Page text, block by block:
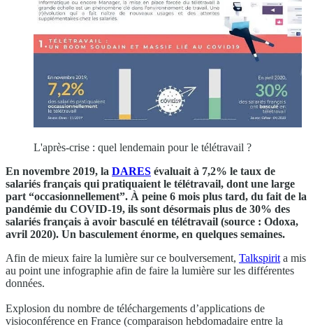
L'après-crise : quel lendemain pour le télétravail ?
En novembre 2019, la DARES évaluait à 7,2% le taux de
salariés français qui pratiquaient le télétravail, dont une large
part “occasionnellement”. À peine 6 mois plus tard, du fait de la
pandémie du COVID-19, ils sont désormais plus de 30% des
salariés français à avoir basculé en télétravail (source : Odoxa,
avril 2020). Un basculement énorme, en quelques semaines.
Afin de mieux faire la lumière sur ce boulversement, Talkspirit a mis
au point une infographie afin de faire la lumière sur les différentes
données.
Explosion du nombre de téléchargements d’applications de
visioconférence en France (comparaison hebdomadaire entre la